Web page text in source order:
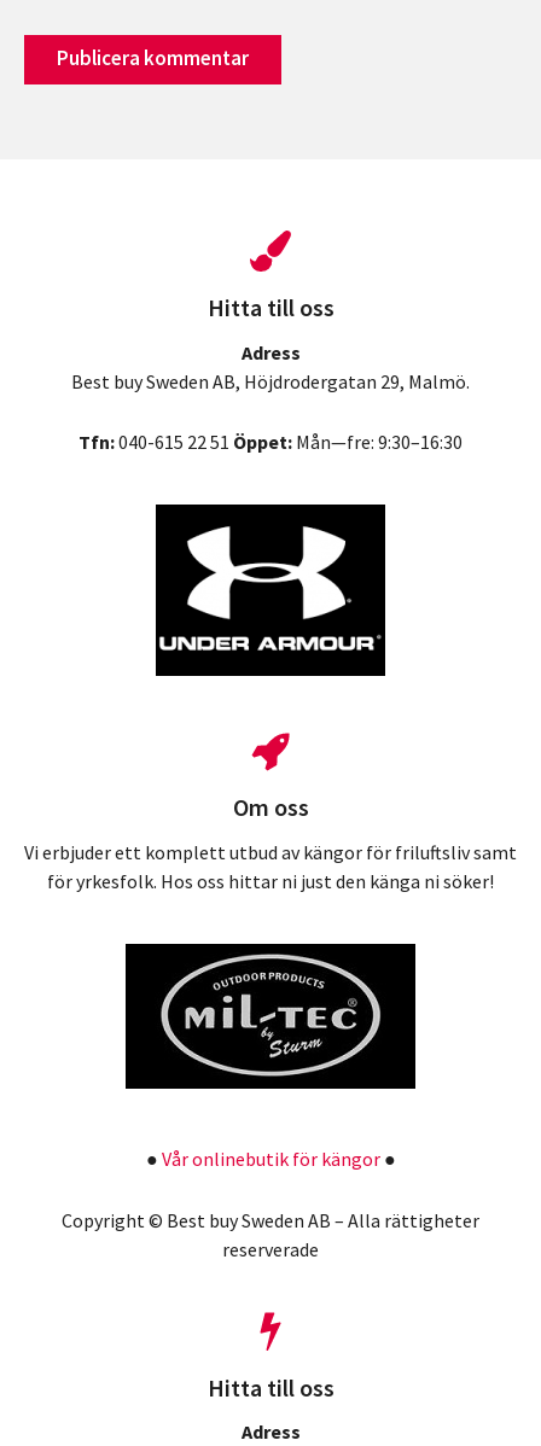
Hitta till oss
Adress
Best buy Sweden AB, Höjdrodergatan 29, Malmö.
Tfn:040-615 22 51 Öppet: Mån—fre: 9:30–16:30
Om oss
Vi erbjuder ett komplett utbud av kängor för friluftsliv samt
för yrkesfolk. Hos oss hittar ni just den känga ni söker!
● Vår onlinebutik för kängor●
Copyright © Best buy Sweden AB – Alla rättigheter
reserverade
Hitta till oss
Adress